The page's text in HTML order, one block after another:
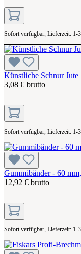
Sofort verfügbar, Lieferzeit: 1-3
Künstliche Schnur
3,08 € brutto
Sofort verfügbar, Lieferzeit: 1-3
Gummibänder - 60
12,92 € brutto
Sofort verfügbar, Lieferzeit: 1-3